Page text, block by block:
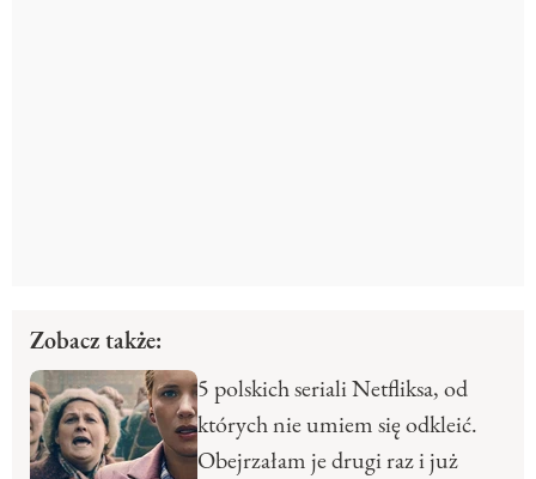
Zobacz także:
5 polskich seriali Netfliksa, od
których nie umiem się odkleić.
Obejrzałam je drugi raz i już